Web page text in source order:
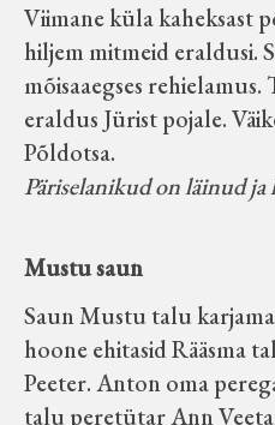
Viimane küla kaheksast
hiljem mitmeid eraldusi.
mõisaaegses
eraldus Jürist pojale.
Põldotsa.
Päriselanikud on läinud ja
Mustu saun
Saun Mustu talu
hoone ehitasid Rääsma
Peeter. Anton oma
talu peretütar Ann